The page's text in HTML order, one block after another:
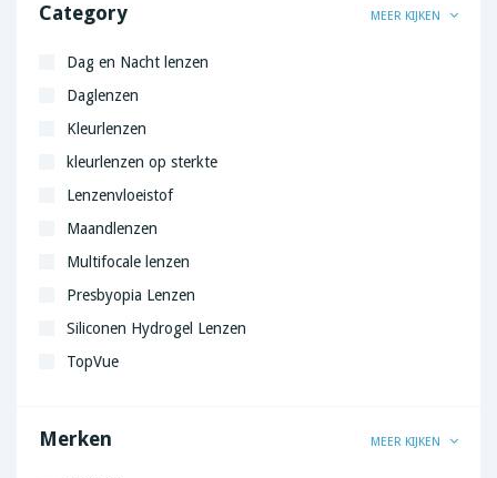
Category MEER KIJKEN
Dag en Nacht lenzen
Daglenzen
Kleurlenzen
kleurlenzen op sterkte
Lenzenvloeistof
Maandlenzen
Multifocale lenzen
Presbyopia Lenzen
Siliconen Hydrogel Lenzen
TopVue
Weeklenzen
Merken MEER KIJKEN